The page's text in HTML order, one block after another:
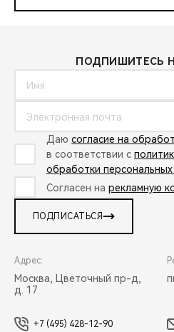
ПОДПИШИТЕСЬ
Даю согласие на
в соответствии с
обработки
Согласен на рекламную
ПОДПИСАТЬСЯ
Адрес:
Москва, Цветочный пр-д,
д. 17
+7 (495) 428-12-90